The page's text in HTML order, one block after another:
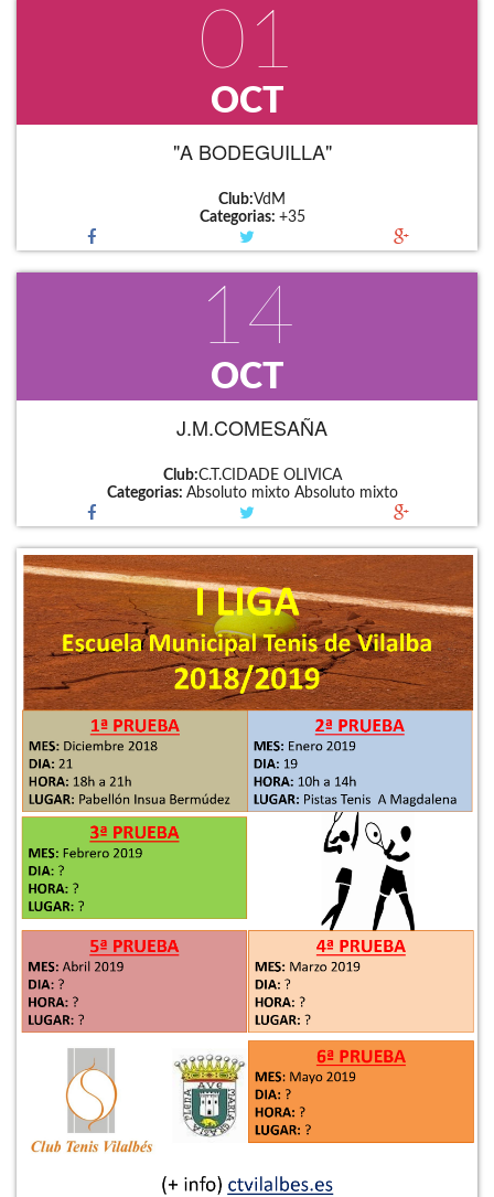
01
OCT
"A BODEGUILLA"
Club:VdM
Categorias: +35
14
OCT
J.M.COMESAÑA
Club:C.T.CIDADE OLIVICA
Categorias: Absoluto mixto Absoluto mixto